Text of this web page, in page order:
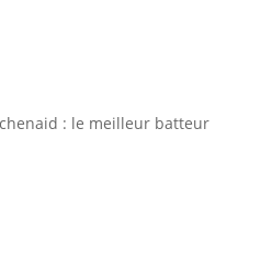
: le meilleur batteur